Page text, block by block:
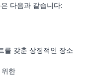
다음과 같습니다:
를 갖춘 상징적인 장소
한